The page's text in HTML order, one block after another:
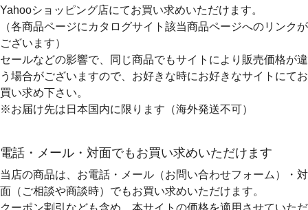
Yahooショッピング店にてお買い求めいただけます。
（各商品ページにカタログサイト該当商品ページへのリンクが
ございます）
セールなどの影響で、同じ商品でもサイトにより販売価格が違
う場合がございますので、お好きな時にお好きなサイトにてお
買い求め下さい。
※お届け先は日本国内に限ります（海外発送不可）
電話・メール・対面でもお買い求めいただけます
当店の商品は、お電話・メール（お問い合わせフォーム）・対
面（ご相談や商談時）でもお買い求めいただけます。
クーポン割引なども含め、本サイトの価格を適用 させていただ